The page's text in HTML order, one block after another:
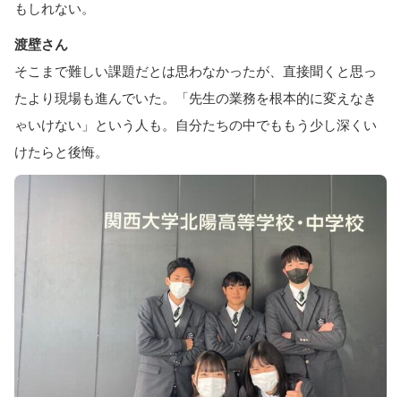
もしれない。
渡壁さん
そこまで難しい課題だとは思わなかったが、直接聞くと思っ
たより現場も進んでいた。「先生の業務を根本的に変えなき
ゃいけない」という人も。自分たちの中でももう少し深くい
けたらと後悔。